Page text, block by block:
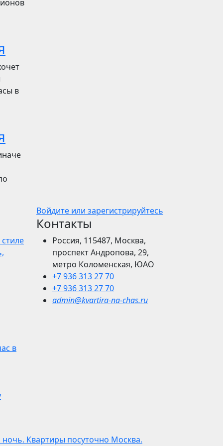
в
в
Войдите или зарегистрируйтесь
Контакты
Россия, 115487, Москва,
проспект Андропова, 29,
метро Коломенская, ЮАО
+7 936 313 27 70
+7 936 313 27 70
admin@kvartira-na-chas.ru
Квартиры посуточно Москва.